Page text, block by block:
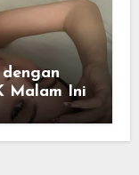
Malam Ini